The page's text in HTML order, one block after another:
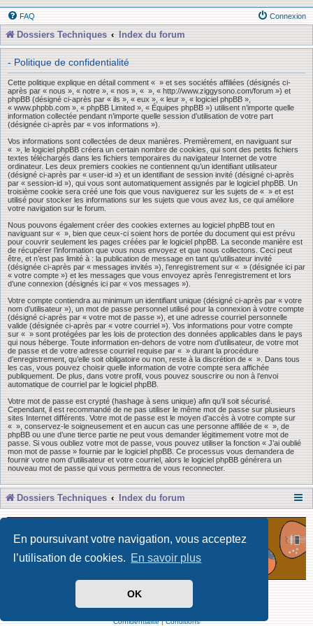
En poursuivant votre navigation, vous acceptez
l’utilisation de cookies. En savoir plus
OK
FAQ Connexion
Dossiers Techniques Index du forum
- Politique de confidentialité
Cette politique explique en détail comment « » et ses sociétés affiliées (désignés ci-
après par « nous », « notre », « nos », « », « http://www.ziggysono.com/forum ») et
phpBB (désigné ci-après par « ils », « eux », « leur », « logiciel phpBB »,
« www.phpbb.com », « phpBB Limited », « Équipes phpBB ») utilisent n’importe quelle
information collectée pendant n’importe quelle session d’utilisation de votre part
(désignée ci-après par « vos informations »).
Vos informations sont collectées de deux manières. Premièrement, en naviguant sur
« », le logiciel phpBB créera un certain nombre de cookies, qui sont des petits fichiers
textes téléchargés dans les fichiers temporaires du navigateur Internet de votre
ordinateur. Les deux premiers cookies ne contiennent qu’un identifiant utilisateur
(désigné ci-après par « user-id ») et un identifiant de session invité (désigné ci-après
par « session-id »), qui vous sont automatiquement assignés par le logiciel phpBB. Un
troisième cookie sera créé une fois que vous naviguerez sur les sujets de « » et est
utilisé pour stocker les informations sur les sujets que vous avez lus, ce qui améliore
votre navigation sur le forum.
Nous pouvons également créer des cookies externes au logiciel phpBB tout en
naviguant sur « », bien que ceux-ci soient hors de portée du document qui est prévu
pour couvrir seulement les pages créées par le logiciel phpBB. La seconde manière est
de récupérer l’information que vous nous envoyez et que nous collectons. Ceci peut
être, et n’est pas limité à : la publication de message en tant qu’utilisateur invité
(désignée ci-après par « messages invités »), l’enregistrement sur « » (désignée ici par
« votre compte ») et les messages que vous envoyez après l’enregistrement et lors
d’une connexion (désignés ici par « vos messages »).
Votre compte contiendra au minimum un identifiant unique (désigné ci-après par « votre
nom d’utilisateur »), un mot de passe personnel utilisé pour la connexion à votre compte
(désigné ci-après par « votre mot de passe »), et une adresse courriel personnelle
valide (désignée ci-après par « votre courriel »). Vos informations pour votre compte
sur « » sont protégées par les lois de protection des données applicables dans le pays
qui nous héberge. Toute information en-dehors de votre nom d’utilisateur, de votre mot
de passe et de votre adresse courriel requise par « » durant la procédure
d’enregistrement, qu’elle soit obligatoire ou non, reste à la discrétion de « ». Dans tous
les cas, vous pouvez choisir quelle information de votre compte sera affichée
publiquement. De plus, dans votre profil, vous pouvez souscrire ou non à l’envoi
automatique de courriel par le logiciel phpBB.
Votre mot de passe est crypté (hashage à sens unique) afin qu’il soit sécurisé.
Cependant, il est recommandé de ne pas utiliser le même mot de passe sur plusieurs
sites Internet différents. Votre mot de passe est le moyen d’accès à votre compte sur
« », conservez-le soigneusement et en aucun cas une personne affiliée de « », de
phpBB ou une d’une tierce partie ne peut vous demander légitimement votre mot de
passe. Si vous oubliez votre mot de passe, vous pouvez utiliser la fonction « J’ai oublié
mon mot de passe » fournie par le logiciel phpBB. Ce processus vous demandera de
fournir votre nom d’utilisateur et votre courriel, alors le logiciel phpBB générera un
nouveau mot de passe qui vous permettra de vous reconnecter.
Dossiers Techniques Index du forum
Développé par Forum Software © phpBB Limited
Traduit par phpBB-fr
Confidentialité|Conditions